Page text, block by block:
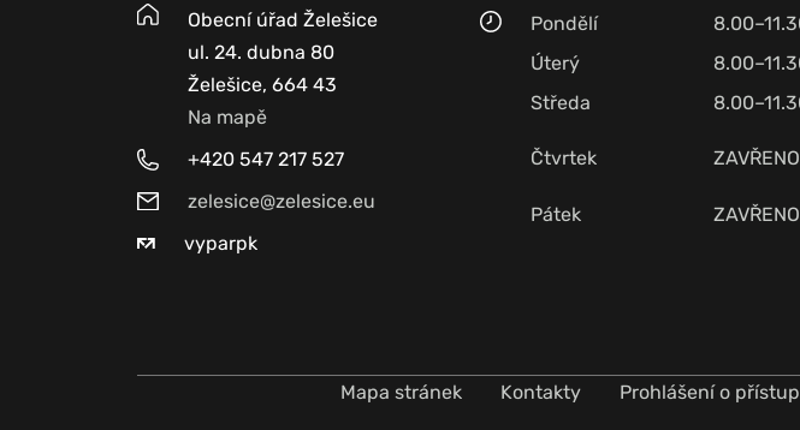
Obecní úřad Želešice
ul. 24. dubna 80
Želešice, 664 43
Na mapě
+420 547 217 527
zelesice@zelesice.eu
vyparpk
Pondělí
Úterý
Středa
Čtvrtek ZAVŘENO
Pátek
ZAVŘENO
Mapa stránek Kontakty Prohlášení o